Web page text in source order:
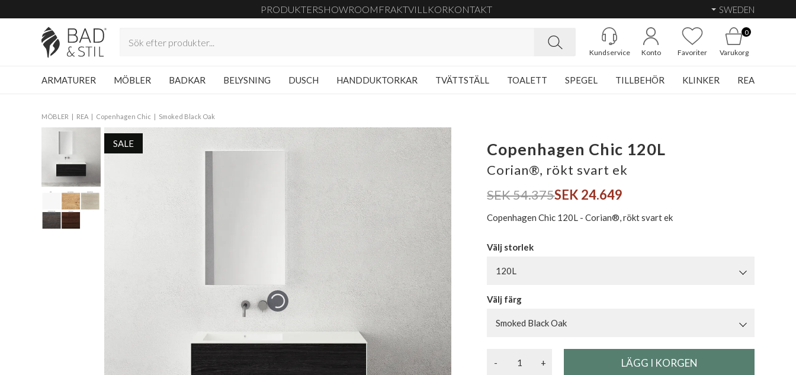
PRODUKTERSHOWROOM FRAKTVILLKORKONTAKT SWEDEN
Kundservice Konto Favoriter
0
Varukorg
ARMATURER MÖBLER BADKAR BELYSNING DUSCH HANDDUKTORKAR TVÄTTSTÄLL TOALETT SPEGEL TILLBEHÖR KLINKER REA
MÖBLER REA Copenhagen Chic Smoked Black Oak
SALE Copenhagen Chic 120L
Corian®, rökt svart ek
SEK 54.375SEK 24.649
Copenhagen Chic 120L - Corian®, rökt svart ek
Välj storlek
120L
Välj färg
Smoked Black Oak
- +